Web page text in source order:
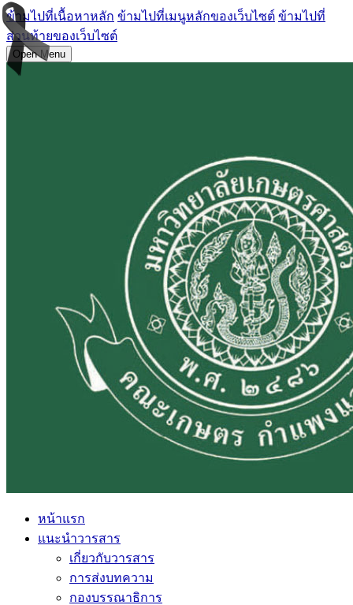
ข้ามไปที่เนื้อหาหลัก ข้ามไปที่เมนูหลักของเว็บไซต์ ข้ามไปที่
ส่วนท้ายของเว็บไซต์
Open Menu
หน้าแรก
แนะนำวารสาร
เกี่ยวกับวารสาร
การส่งบทความ
กองบรรณาธิการ